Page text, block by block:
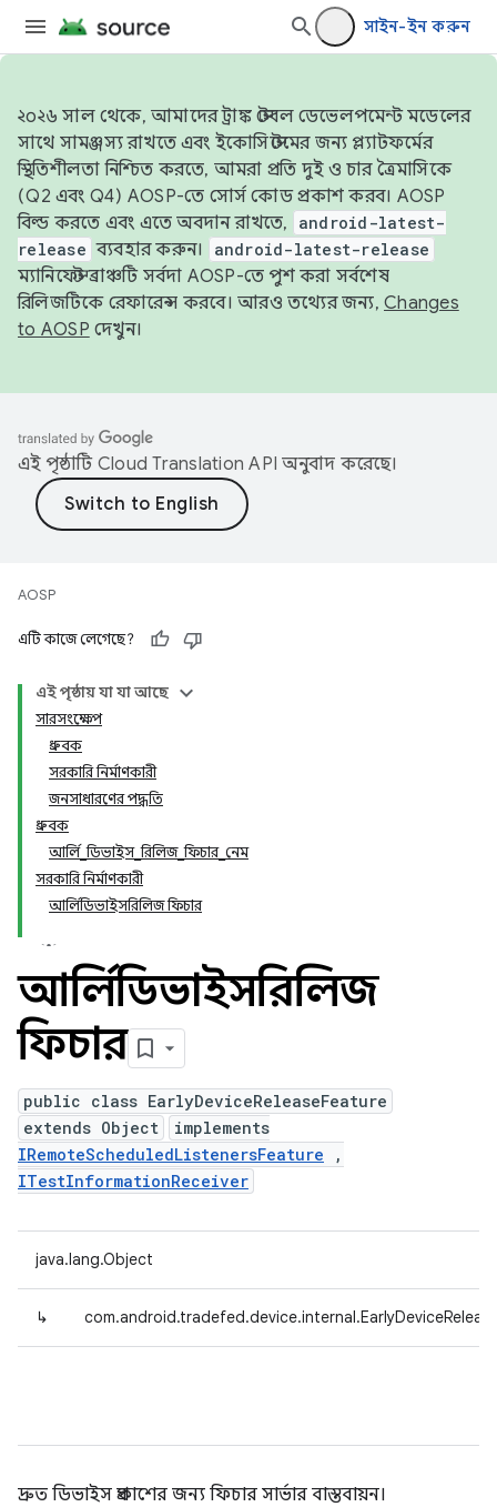
সাইন-ইন করুন
২০২৬ সাল থেকে, আমাদের ট্রাঙ্ক স্টেবল ডেভেলপমেন্ট মডেলের
সাথে সামঞ্জস্য রাখতে এবং ইকোসিস্টেমের জন্য প্ল্যাটফর্মের
স্থিতিশীলতা নিশ্চিত করতে, আমরা প্রতি দুই ও চার ত্রৈমাসিকে
(Q2 এবং Q4) AOSP-তে সোর্স কোড প্রকাশ করব। AOSP
বিল্ড করতে এবং এতে অবদান রাখতে,
android-latest-
release ব্যবহার করুন। android-latest-release
ম্যানিফেস্ট ব্রাঞ্চটি সর্বদা AOSP-তে পুশ করা সর্বশেষ
রিলিজটিকে রেফারেন্স করবে। আরও তথ্যের জন্য, Changes
to AOSP দেখুন।
এই পৃষ্ঠাটি Cloud Translation API অনুবাদ করেছে।
AOSP
এটি কাজে লেগেছে?
এই পৃষ্ঠায় যা যা আছে
সারসংক্ষেপ
ধ্রুবক
সরকারি নির্মাণকারী
জনসাধারণের পদ্ধতি
ধ্রুবক
আর্লি_ডিভাইস_রিলিজ_ফিচার_নেম
সরকারি নির্মাণকারী
আর্লিডিভাইসরিলিজ ফিচার
আর্লিডিভাইসরিলিজ
ফিচার
public class EarlyDeviceReleaseFeature
extends Object
implements
IRemoteScheduledListenersFeature ,
ITestInformationReceiver
java.lang.Object
↳
দ্রুত ডিভাইস প্রকাশের জন্য ফিচার সার্ভার বাস্তবায়ন।